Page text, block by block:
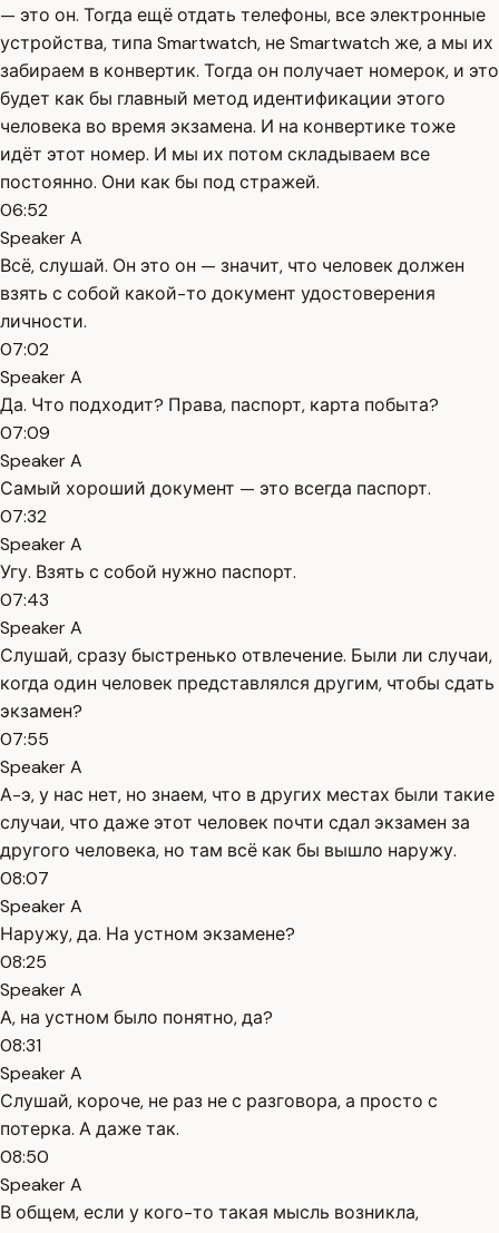
— это он. Тогда ещё отдать телефоны, все электронные
устройства, типа Smartwatch, не Smartwatch же, а мы их
забираем в конвертик. Тогда он получает номерок, и это
будет как бы главный метод идентификации этого
человека во время экзамена. И на конвертике тоже
идёт этот номер. И мы их потом складываем все
постоянно. Они как бы под стражей.
06:52
Speaker A
Всё, слушай. Он это он — значит, что человек должен
взять с собой какой-то документ удостоверения
личности.
07:02
Speaker A
Да. Что подходит? Права, паспорт, карта побыта?
07:09
Speaker A
Самый хороший документ — это всегда паспорт.
07:32
Speaker A
Угу. Взять с собой нужно паспорт.
07:43
Speaker A
Слушай, сразу быстренько отвлечение. Были ли случаи,
когда один человек представлялся другим, чтобы сдать
экзамен?
07:55
Speaker A
А-э, у нас нет, но знаем, что в других местах были такие
случаи, что даже этот человек почти сдал экзамен за
другого человека, но там всё как бы вышло наружу.
08:07
Speaker A
Наружу, да. На устном экзамене?
08:25
Speaker A
А, на устном было понятно, да?
08:31
Speaker A
Слушай, короче, не раз не с разговора, а просто с
потерка. А даже так.
08:50
Speaker A
В общем, если у кого-то такая мысль возникла,